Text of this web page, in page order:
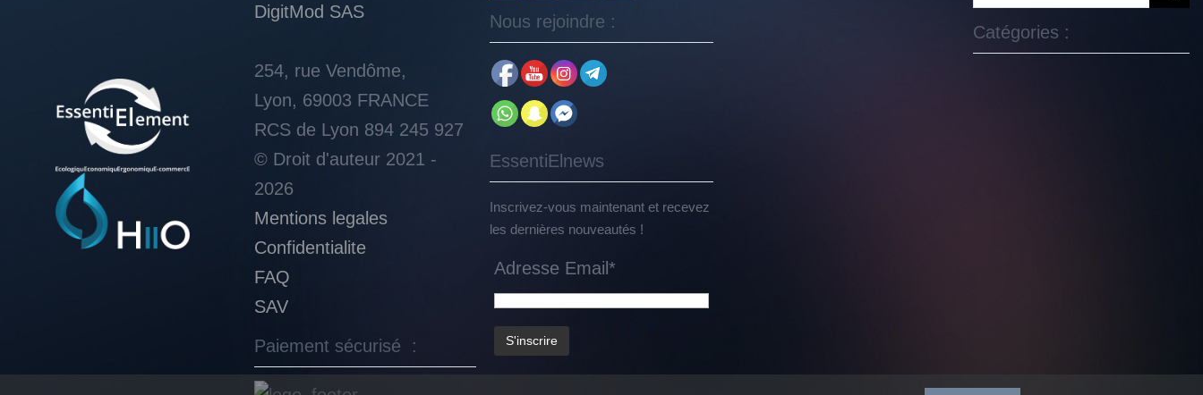
DigitMod SAS
254, rue Vendôme,
Lyon, 69003 FRANCE
RCS de Lyon 894 245 927
© Droit d'auteur 2021 -
2026
Mentions legales
Confidentialite
FAQ
SAV
Paiement sécurisé :
Nous rejoindre :
Set Youtube Channel ID
EssentiElnews
Inscrivez-vous maintenant et recevez
les dernières nouveautés !
Adresse Email*
Catégories :